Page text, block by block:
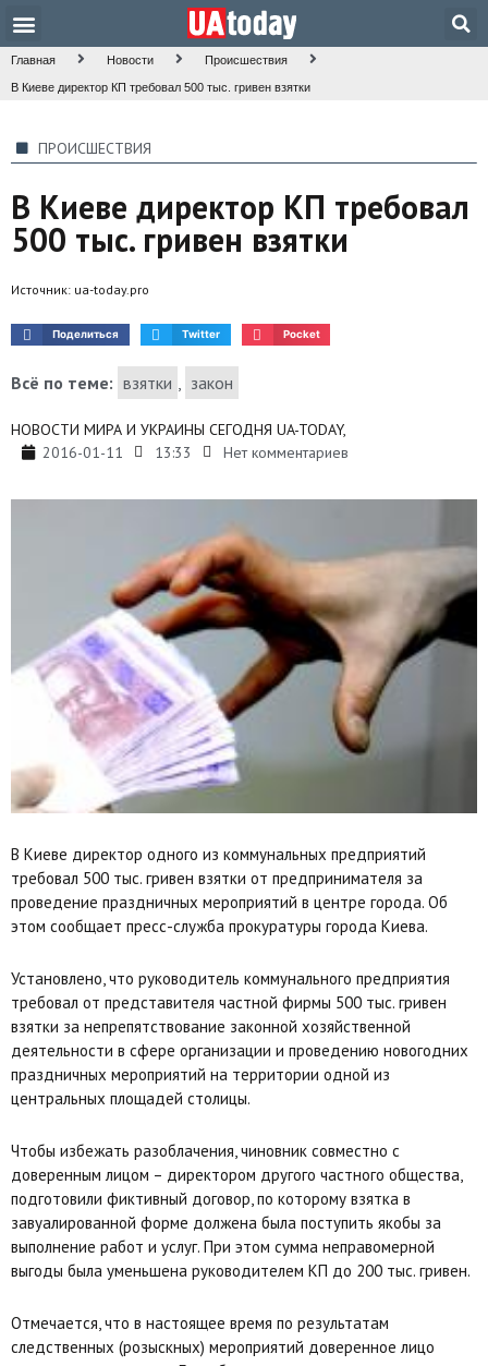
Главная Новости Происшествия
В Киеве директор КП требовал 500 тыс. гривен взятки
ПРОИСШЕСТВИЯ
В Киеве директор КП требовал
500 тыс. гривен взятки
Источник: ua-today.pro
Поделиться Twitter Pocket
Всё по теме: взятки , закон
НОВОСТИ МИРА И УКРАИНЫ СЕГОДНЯ UA-TODAY,
2016-01-11
13:33 Нет комментариев
В Киеве директор одного из коммунальных предприятий
требовал 500 тыс. гривен взятки от предпринимателя за
проведение праздничных мероприятий в центре города. Об
этом сообщает пресс-служба прокуратуры города Киева.
Установлено, что руководитель коммунального предприятия
требовал от представителя частной фирмы 500 тыс. гривен
взятки за непрепятствование законной хозяйственной
деятельности в сфере организации и проведению новогодних
праздничных мероприятий на территории одной из
центральных площадей столицы.
Чтобы избежать разоблачения, чиновник совместно с
доверенным лицом – директором другого частного общества,
подготовили фиктивный договор, по которому взятка в
завуалированной форме должена была поступить якобы за
выполнение работ и услуг. При этом сумма неправомерной
выгоды была уменьшена руководителем КП до 200 тыс. гривен.
Отмечается, что в настоящее время по результатам
следственных (розыскных) мероприятий доверенное лицо